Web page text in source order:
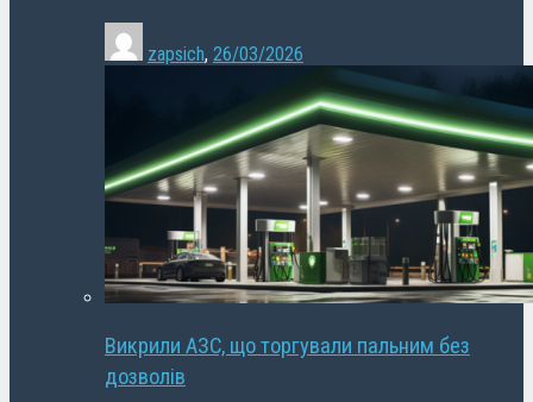
zapsich, 26/03/2026
Викрили АЗС, що торгували пальним без
дозволів